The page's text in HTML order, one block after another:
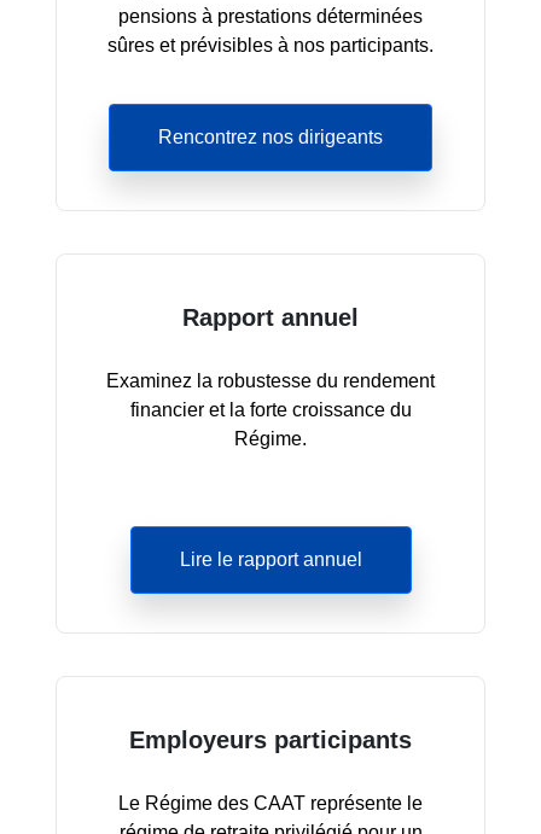
pensions à prestations déterminées
sûres et prévisibles à nos participants.
Rencontrez nos dirigeants
Rapport annuel
Examinez la robustesse du rendement
financier et la forte croissance du
Régime.
Lire le rapport annuel
Employeurs participants
Le Régime des CAAT représente le